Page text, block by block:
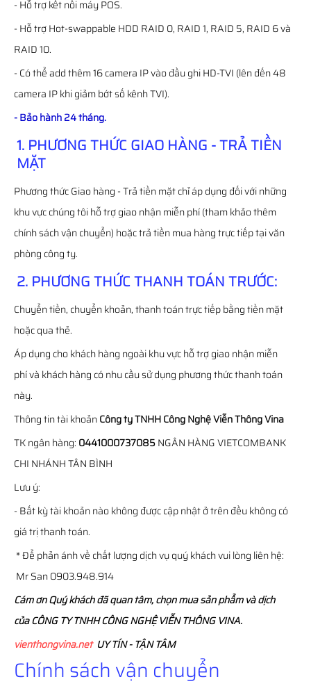
- Hỗ trợ kết nối máy POS.
- Hỗ trợ Hot-swappable HDD RAID 0, RAID 1, RAID 5, RAID 6 và
RAID 10.
- Có thể add thêm 16 camera IP vào đầu ghi HD-TVI (lên đến 48
camera IP khi giảm bớt số kênh TVI).
- Bảo hành 24 tháng.
1. PHƯƠNG THỨC GIAO HÀNG - TRẢ TIỀN
MẶT
Phương thức Giao hàng - Trả tiền mặt chỉ áp dụng đối với những
khu vực chúng tôi hỗ trợ giao nhận miễn phí (tham khảo thêm
chính sách vận chuyển) hoặc trả tiền mua hàng trực tiếp tại văn
phòng công ty.
2. PHƯƠNG THỨC THANH TOÁN TRƯỚC:
Chuyển tiền, chuyển khoản, thanh toán trực tiếp bằng tiền mặt
hoặc qua thẻ.
Áp dụng cho khách hàng ngoài khu vực hỗ trợ giao nhận miễn
phí và khách hàng có nhu cầu sử dụng phương thức thanh toán
này.
Thông tin tài khoảnCông ty TNHH Công Nghệ Viễn Thông Vina
TK ngân hàng: 0441000737085NGÂN HÀNG VIETCOMBANK
CHI NHÁNH TÂN BÌNH
Lưu ý:
- Bất kỳ tài khoản nào không được cập nhật ở trên đều không có
giá trị thanh toán.
* Để phản ánh về chất lượng dịch vụ quý khách vui lòng liên hệ:
Mr San 0903.948.914
Cám ơn Quý khách đã quan tâm, chọn mua sản phẩm và dịch
của CÔNG TY TNHH CÔNG NGHỆ VIỄN THÔNG VINA.
vienthongvina.netUY TÍN - TẬN TÂM
Chính sách vận chuyển